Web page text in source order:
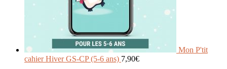
Mon P'tit
cahier Hiver GS-CP (5-6 ans) 7,90€